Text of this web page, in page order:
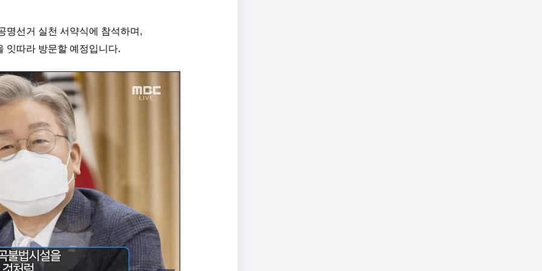
명선거 실천 서약식에 참석하며,
잇따라 방문할 예정입니다.